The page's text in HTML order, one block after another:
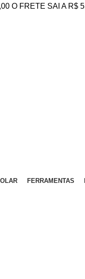
O FRETE SAI A R$
FERRAMENTAS